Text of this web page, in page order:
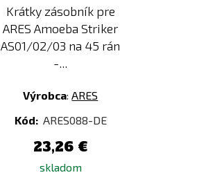
Krátky zásobník pre
ARES Amoeba Striker
AS01/02/03 na 45 rán
-...
Výrobca:ARES
Kód: ARES088-DE
23,26 €
skladom